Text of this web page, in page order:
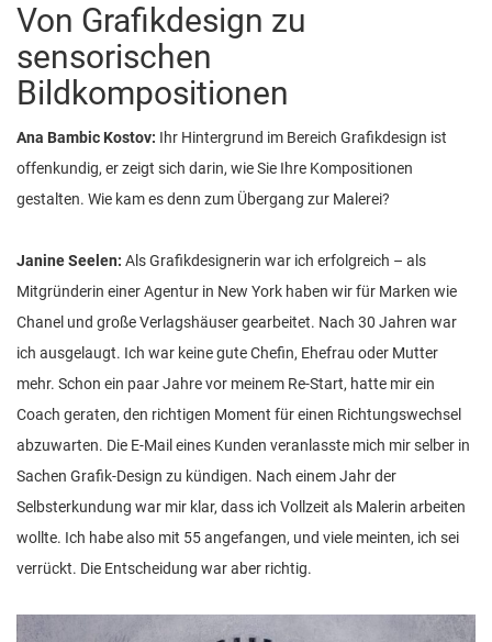
Von Grafikdesign zu
sensorischen
Bildkompositionen
Ana Bambic Kostov: Ihr Hintergrund im Bereich Grafikdesign ist
offenkundig, er zeigt sich darin, wie Sie Ihre Kompositionen
gestalten. Wie kam es denn zum Übergang zur Malerei?
Janine Seelen: Als Grafikdesignerin war ich erfolgreich – als
Mitgründerin einer Agentur in New York haben wir für Marken wie
Chanel und große Verlagshäuser gearbeitet. Nach 30 Jahren war
ich ausgelaugt. Ich war keine gute Chefin, Ehefrau oder Mutter
mehr. Schon ein paar Jahre vor meinem Re-Start, hatte mir ein
Coach geraten, den richtigen Moment für einen Richtungswechsel
abzuwarten. Die E-Mail eines Kunden veranlasste mich mir selber in
Sachen Grafik-Design zu kündigen. Nach einem Jahr der
Selbsterkundung war mir klar, dass ich Vollzeit als Malerin arbeiten
wollte. Ich habe also mit 55 angefangen, und viele meinten, ich sei
verrückt. Die Entscheidung war aber richtig.